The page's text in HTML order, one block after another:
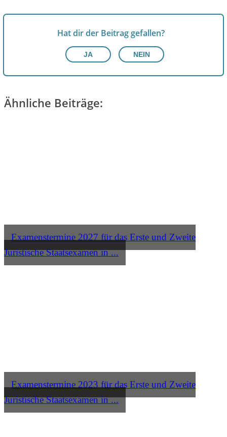
Hat dir der Beitrag gefallen?
JA NEIN
Ähnliche Beiträge:
Examenstermine 2027 für das Erste und Zweite
Juristische Staatsexamen in ...
Examenstermine 2023 für das Erste und Zweite
Juristische Staatsexamen in ...